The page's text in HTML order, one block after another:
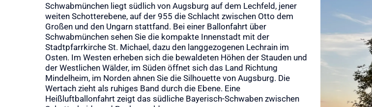
Schwabmünchen liegt südlich von Augsburg auf dem Lechfeld, jener
weiten Schotterebene, auf der 955 die Schlacht zwischen Otto dem
Großen und den Ungarn stattfand. Bei einer Ballonfahrt über
Schwabmünchen sehen Sie die kompakte Innenstadt mit der
Stadtpfarrkirche St. Michael, dazu den langgezogenen Lechrain im
Osten. Im Westen erheben sich die bewaldeten Höhen der Stauden und
der Westlichen Wälder, im Süden öffnet sich das Land Richtung
Mindelheim, im Norden ahnen Sie die Silhouette von Augsburg. Die
Wertach zieht als ruhiges Band durch die Ebene. Eine
Heißluftballonfahrt zeigt das südliche Bayerisch-Schwaben zwischen